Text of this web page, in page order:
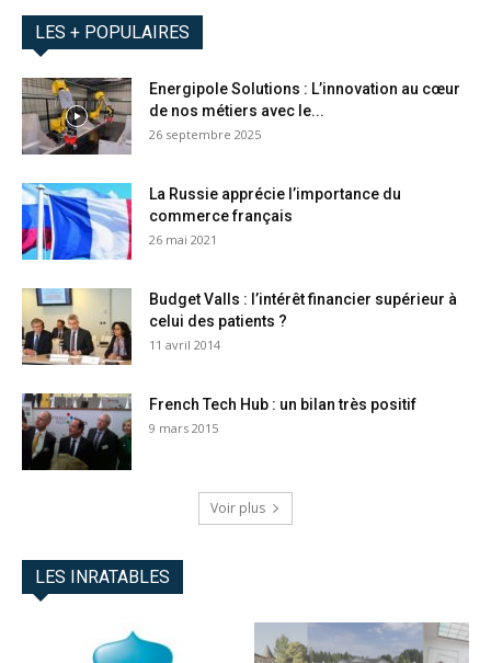
LES + POPULAIRES
Energipole Solutions : L’innovation au cœur
de nos métiers avec le...
26 septembre 2025
La Russie apprécie l’importance du
commerce français
26 mai 2021
Budget Valls : l’intérêt financier supérieur à
celui des patients ?
11 avril 2014
French Tech Hub : un bilan très positif
9 mars 2015
Voir plus
LES INRATABLES